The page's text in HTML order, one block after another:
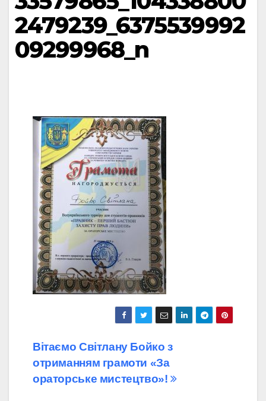
2479239_6375539992
09299968_n
Навігація
записів
Вітаємо Світлану Бойко з
отриманням грамоти «За
ораторське мистецтво»!